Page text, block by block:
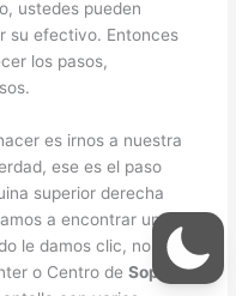
ustedes pueden
su efectivo. Entonces
los pasos,
es irnos a nuestra
ese es el paso
superior derecha
a encontrar un
le damos clic, nos va a
o Centro deSoporte,